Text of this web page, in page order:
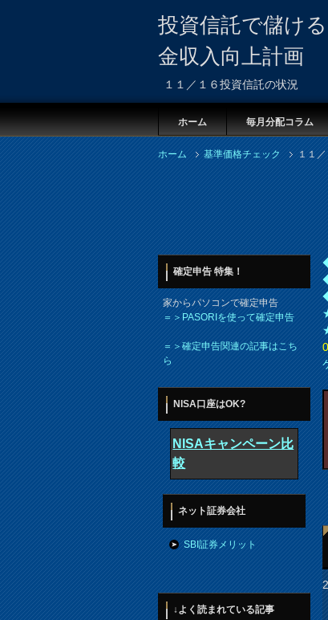
投資信託で儲け
金収入向上計画
１１／１６投資信託の状況
ホーム 毎月分配コラム
ホーム 基準価格チェック １１
確定申告 特集！
家からパソコンで確定申告
＝＞PASORIを使って確定申告
＝＞確定申告関連の記事はこち
ら
NISA口座はOK?
NISAキャンペーン比
較
ネット証券会社
SBI証券メリット
↓よく読まれている記事